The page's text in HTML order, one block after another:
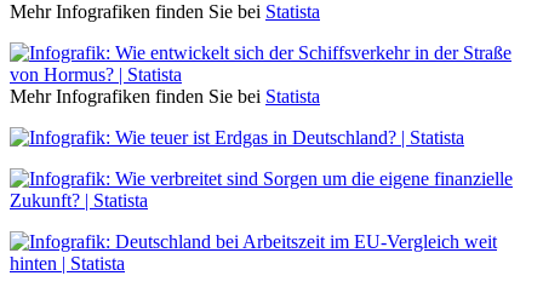
Mehr Infografiken finden Sie bei Statista
Mehr Infografiken finden Sie bei Statista